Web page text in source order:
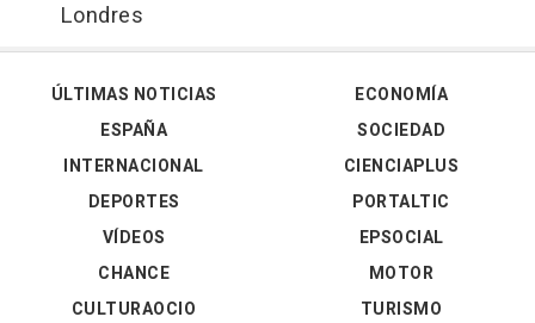
Londres
ÚLTIMAS NOTICIAS
ESPAÑA
INTERNACIONAL
DEPORTES
VÍDEOS
ECONOMÍA
SOCIEDAD
CIENCIAPLUS
PORTALTIC
EPSOCIAL
CHANCE
CULTURAOCIO
MOTOR
TURISMO